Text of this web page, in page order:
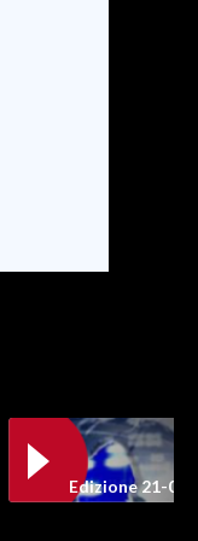
Edizione 21-05-